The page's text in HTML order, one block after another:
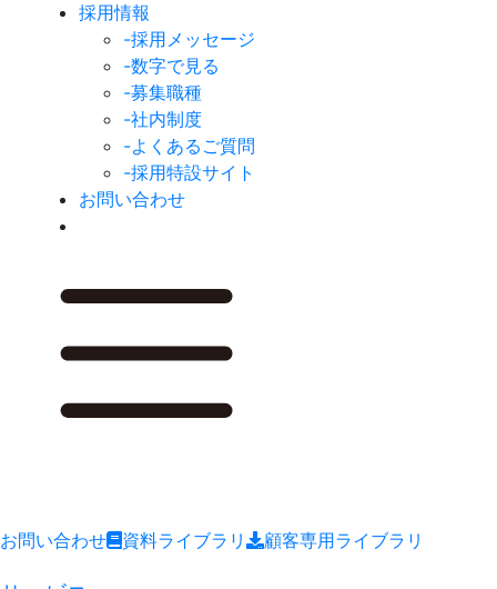
採用情報
-採用メッセージ
-数字で見る
-募集職種
-社内制度
-よくあるご質問
-採用特設サイト
お問い合わせ
お問い合わせ 資料ライブラリ 顧客専用ライブラリ